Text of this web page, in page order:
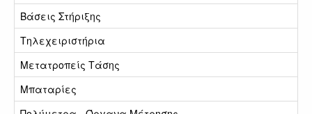
Βάσεις Στήριξης
Τηλεχειριστήρια
Μετατροπείς Τάσης
Μπαταρίες